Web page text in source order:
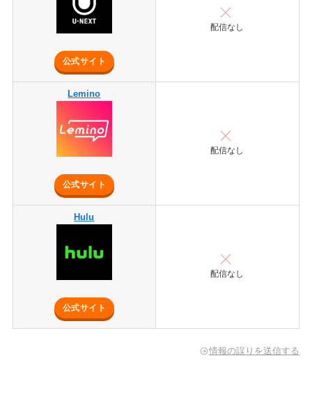
公式サイト
配信なし
Lemino
公式サイト
配信なし
Hulu
公式サイト
配信なし
情報の誤りを送信する